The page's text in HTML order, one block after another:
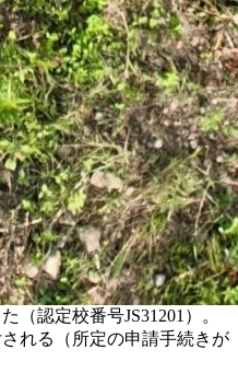
認定校番号JS31201）。
れる（所定の申請手続きが